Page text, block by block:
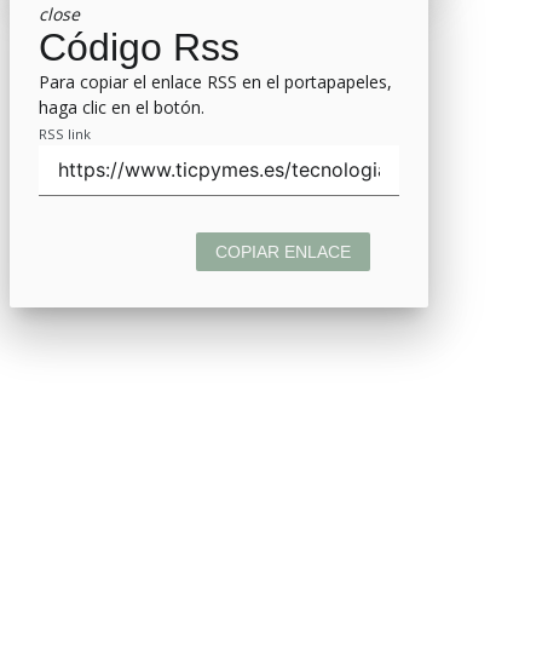
close
Código Rss
Para copiar el enlace RSS en el portapapeles,
haga clic en el botón.
RSS link
COPIAR ENLACE